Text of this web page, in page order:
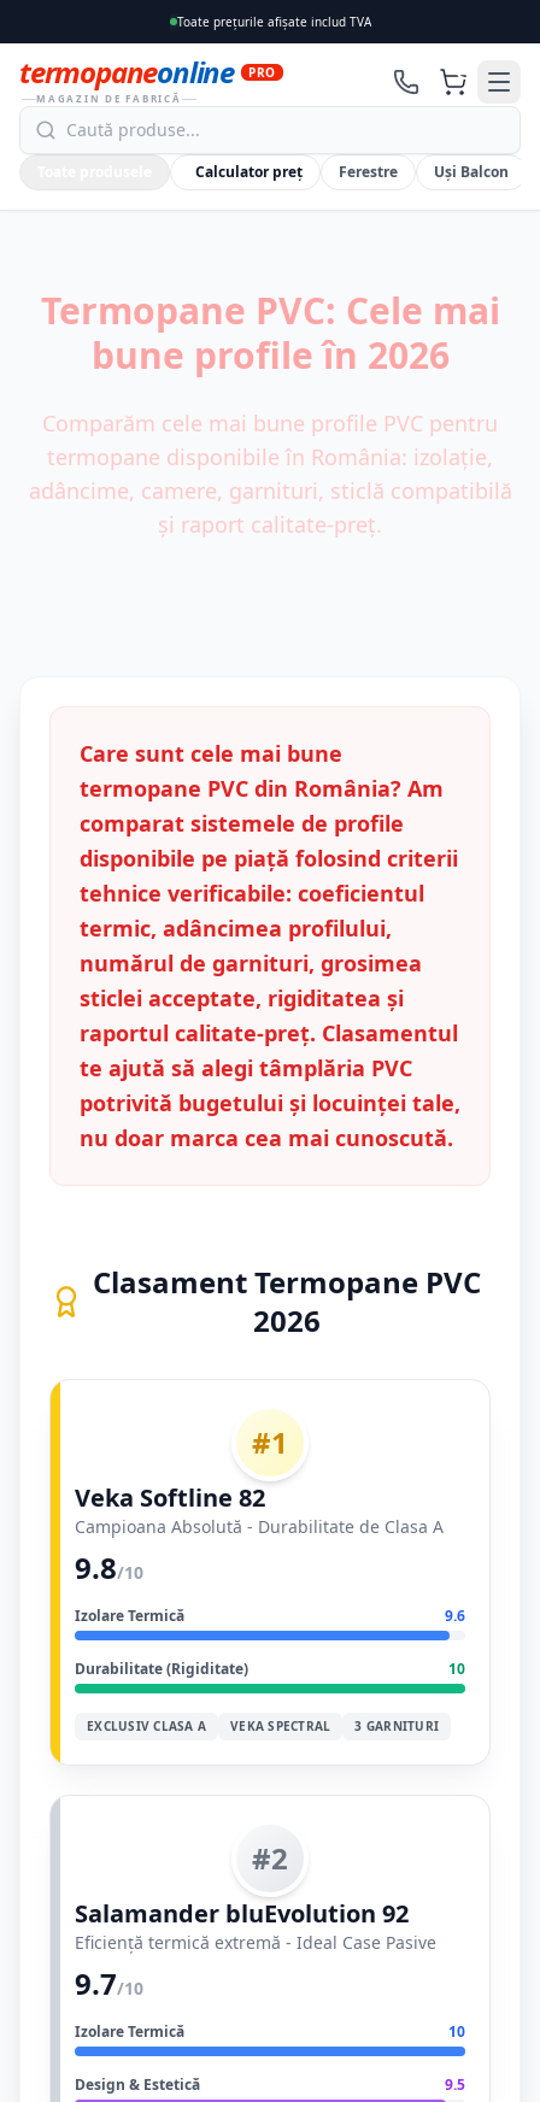
Toate prețurile afișate includ TVA
termopaneonline PRO
MAGAZIN DE FABRICĂ
Calculator preț Ferestre Uși Balcon
Termopane PVC: Cele mai
bune profile în 2026
Comparăm cele mai bune profile PVC pentru
termopane disponibile în România: izolație,
adâncime, camere, garnituri, sticlă compatibilă
și raport calitate-preț.
Care sunt cele mai bune
termopane PVC din România? Am
comparat sistemele de profile
disponibile pe piață folosind criterii
tehnice verificabile: coeficientul
termic, adâncimea profilului,
numărul de garnituri, grosimea
sticlei acceptate, rigiditatea și
raportul calitate-preț. Clasamentul
te ajută să alegi tâmplăria PVC
potrivită bugetului și locuinței tale,
nu doar marca cea mai cunoscută.
Clasament Termopane PVC
2026
#1
Veka Softline 82
Campioana Absolută - Durabilitate de Clasa A
9.8/10
Izolare Termică 9.6
Durabilitate (Rigiditate) 10
EXCLUSIV CLASA A VEKA SPECTRAL 3 GARNITURI
#2
Salamander bluEvolution 92
Eficiență termică extremă - Ideal Case Pasive
9.7/10
Izolare Termică 10
Design & Estetică 9.5